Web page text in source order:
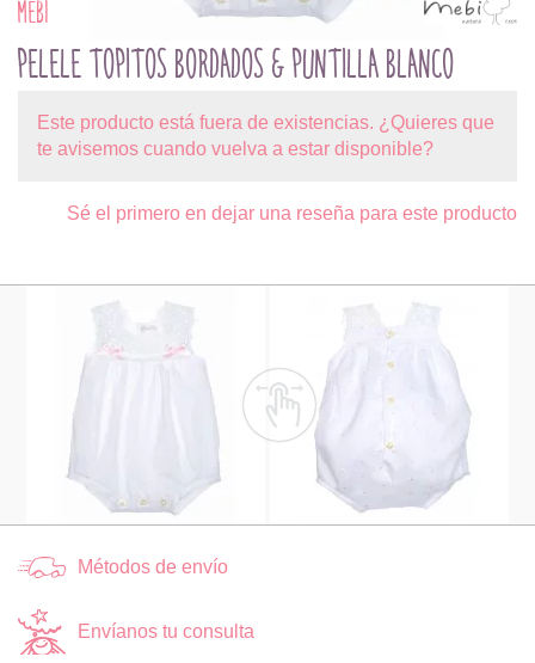
MEBI
PELELE TOPITOS BORDADOS & PUNTILLA BLANCO
Este producto está fuera de existencias. ¿Quieres que
te avisemos cuando vuelva a estar disponible?
Sé el primero en dejar una reseña para este producto
Métodos de envío
Envíanos tu consulta